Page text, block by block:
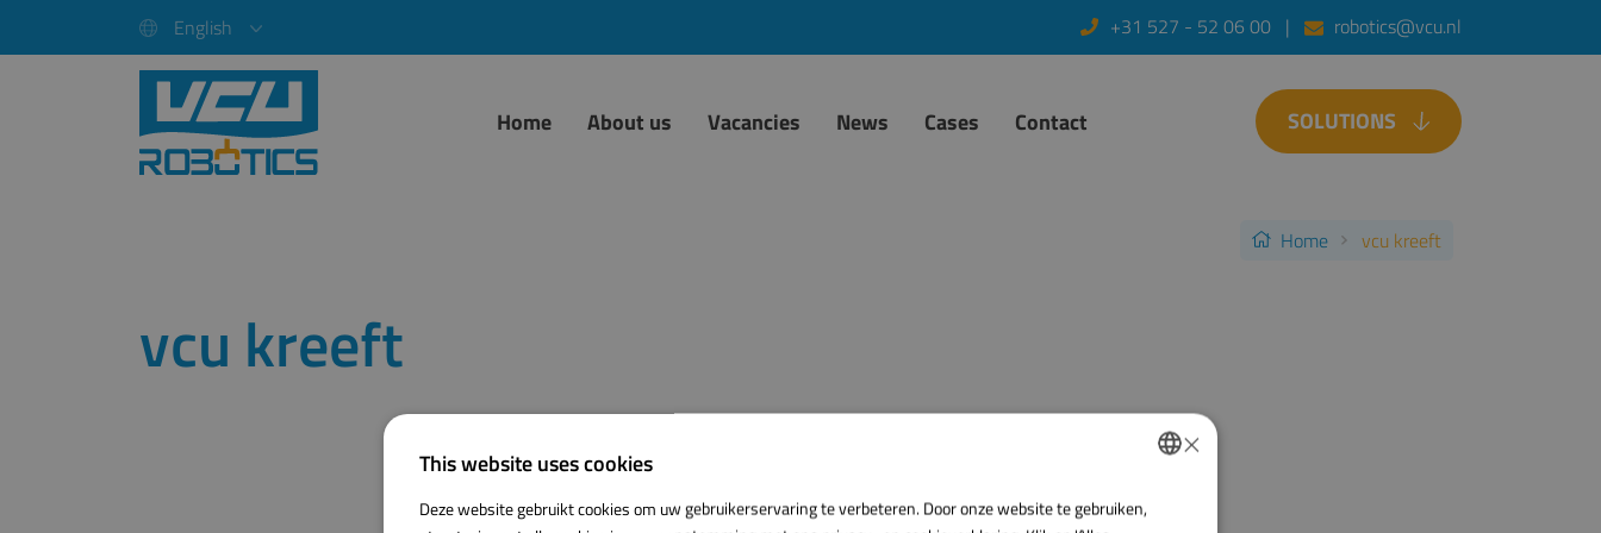
English +31 527 - 52 06 00 robotics@vcu.nl
Home About us Vacancies News Cases Contact SOLUTIONS
Home vcu kreeft
vcu kreeft
DUTCH
×
This website uses cookies
Deze website gebruikt cookies om uw gebruikerservaring te verbeteren. Door onze website te gebruiken,